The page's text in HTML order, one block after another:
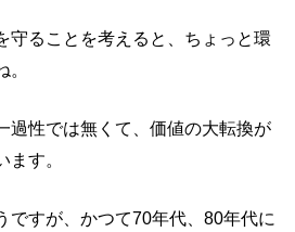
守ることを考えると、ちょっと環
過性では無くて、価値の大転換が
す。
ですが、かつて70年代、80年代に